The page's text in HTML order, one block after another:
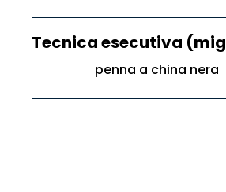
Tecnica esecutiva
penna a china nera